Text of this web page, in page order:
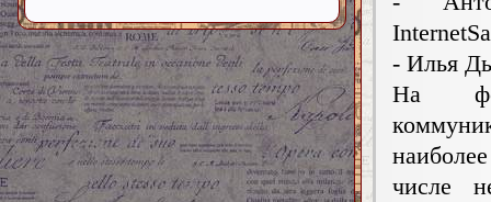
- Илья
На
числе